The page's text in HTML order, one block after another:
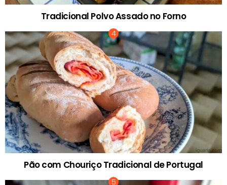
Tradicional Polvo Assado no Forno
Pão com Chouriço Tradicional de Portugal